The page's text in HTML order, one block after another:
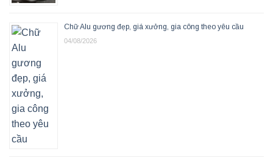
Chữ Alu gương đẹp, giá xưởng, gia công theo yêu cầu
04/08/2026